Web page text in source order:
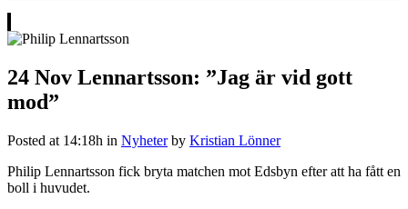
24 Nov Lennartsson: ”Jag är vid gott
mod”
Posted at 14:18h in Nyheter by Kristian Lönner
Philip Lennartsson fick bryta matchen mot Edsbyn efter att ha fått en
boll i huvudet.